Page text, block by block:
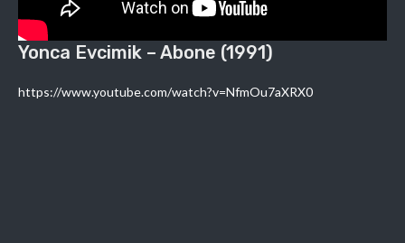
Yonca Evcimik – Abone (1991)
https://www.youtube.com/watch?v=NfmOu7aXRX0